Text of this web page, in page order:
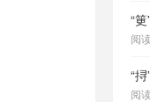
“
阅
“
阅